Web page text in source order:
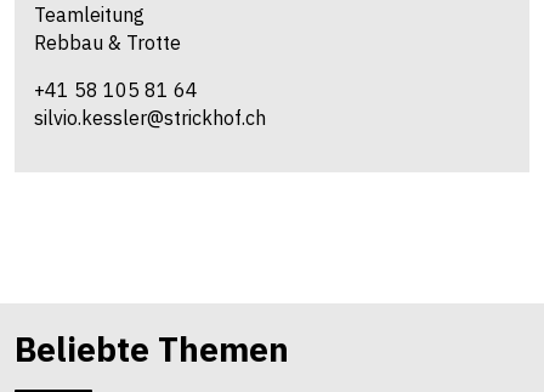
Teamleitung
Rebbau & Trotte
+41 58 105 81 64
silvio.kessler@strickhof.ch
Beliebte Themen